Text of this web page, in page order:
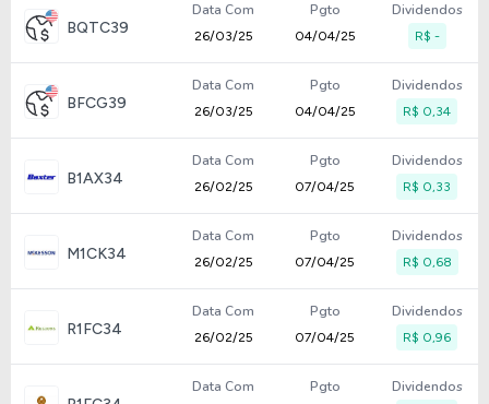
BQTC39
Data Com
26/03/25
Pgto
04/04/25
Dividendos
R$ -
BFCG39
Data Com
26/03/25
Pgto
04/04/25
Dividendos
R$ 0,34
B1AX34
Data Com
26/02/25
Pgto
07/04/25
Dividendos
R$ 0,33
M1CK34
Data Com
26/02/25
Pgto
07/04/25
Dividendos
R$ 0,68
R1FC34
Data Com
26/02/25
Pgto
07/04/25
Dividendos
R$ 0,96
Data Com Pgto Dividendos